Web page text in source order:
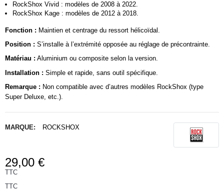
RockShox Vivid : modèles de 2008 à 2022.
RockShox Kage : modèles de 2012 à 2018.
Fonction : Maintien et centrage du ressort hélicoïdal.
Position : S’installe à l’extrémité opposée au réglage de précontrainte.
Matériau : Aluminium ou composite selon la version.
Installation : Simple et rapide, sans outil spécifique.
Remarque : Non compatible avec d’autres modèles RockShox (type
Super Deluxe, etc.).
MARQUE: ROCKSHOX
29,00 €
TTC
TTC